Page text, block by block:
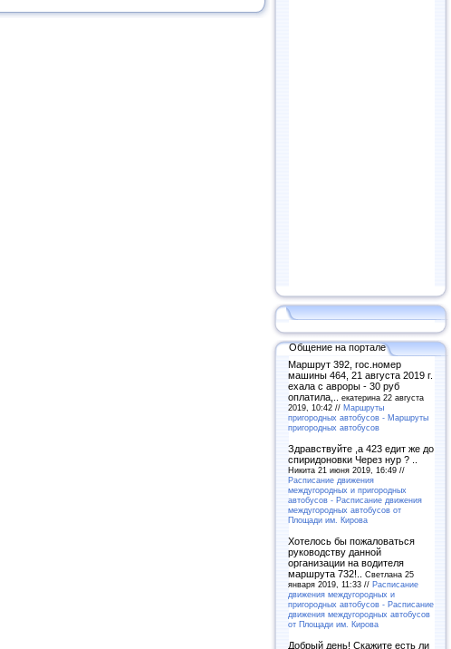
Общение на портале
Маршрут 392, гос.номер
машины 464, 21 августа 2019 г.
ехала с авроры - 30 руб
оплатила,.. екатерина 22 августа
2019, 10:42 // Маршруты
пригородных автобусов - Маршруты
пригородных автобусов
Здравствуйте ,а 423 едит же до
спиридоновки Через нур ? ..
Никита 21 июня 2019, 16:49 //
Расписание движения
междугородных и пригородных
автобусов - Расписание движения
междугородных автобусов от
Площади им. Кирова
Хотелось бы пожаловаться
руководству данной
организации на водителя
маршрута 732!.. Светлана 25
января 2019, 11:33 // Расписание
движения междугородных и
пригородных автобусов - Расписание
движения междугородных автобусов
от Площади им. Кирова
Добрый день! Скажите есть ли